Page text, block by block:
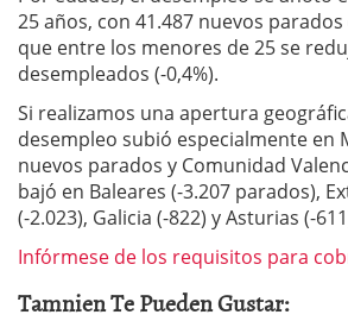
25 años, con 41.487 nuevos
que entre los menores de 25 se
desempleados (-0,4%).
Si realizamos una apertura
desempleo subió especialmente en
nuevos parados y Comunidad
bajó en Baleares (-3.207 parados),
(-2.023), Galicia (-822) y Asturias (-
Infórmese de los requisitos para
Tamnien Te Pueden Gustar: